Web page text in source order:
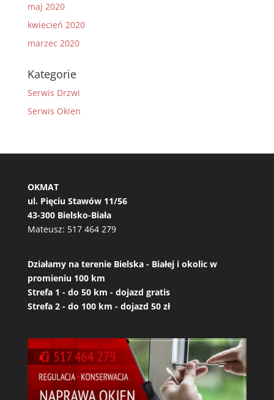
maj 2020
kwiecień 2020
marzec 2020
Kategorie
Serwis Drzwi
Serwis Okien
OKMAT
ul. Pięciu Stawów 11/56
43-300 Bielsko-Biała
Mateusz: 517 464 279
Działamy na terenie Bielska - Białej i okolic w
promieniu 100 km
Strefa 1 - do 50 km - dojazd gratis
Strefa 2 - do 100 km - dojazd 50 zł